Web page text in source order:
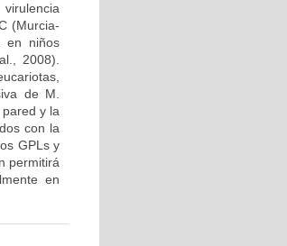
(Murcia-
en niños
2008).
de M.
y la
con la
GPLs y
permitirá
en